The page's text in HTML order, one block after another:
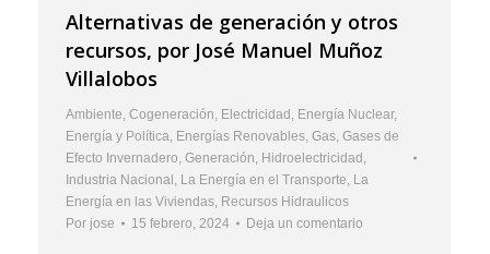
Alternativas de generación y otros
recursos, por José Manuel Muñoz
Villalobos
Ambiente Cogeneración Electricidad Energía Nuclear,
Energía y Política Energías Renovables Gas Gases de
Efecto Invernadero Generación Hidroelectricidad
Industria Nacional La Energía en el Transporte La
Energía en las Viviendas Recursos Hidraulicos
Por jose 15 febrero, 2024 Deja un comentario